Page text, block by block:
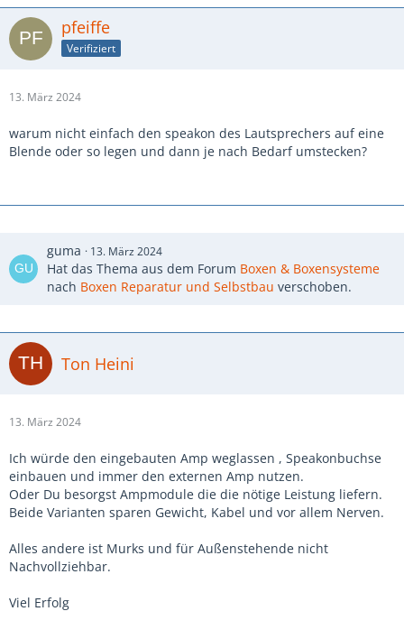
pfeiffe
Verifiziert
13. März 2024
warum nicht einfach den speakon des Lautsprechers auf eine
Blende oder so legen und dann je nach Bedarf umstecken?
guma 13. März 2024
Hat das Thema aus dem Forum Boxen & Boxensysteme
nach Boxen Reparatur und Selbstbau verschoben.
Ton Heini
13. März 2024
Ich würde den eingebauten Amp weglassen , Speakonbuchse
einbauen und immer den externen Amp nutzen.
Oder Du besorgst Ampmodule die die nötige Leistung liefern.
Beide Varianten sparen Gewicht, Kabel und vor allem Nerven.
Alles andere ist Murks und für Außenstehende nicht
Nachvollziehbar.
Viel Erfolg